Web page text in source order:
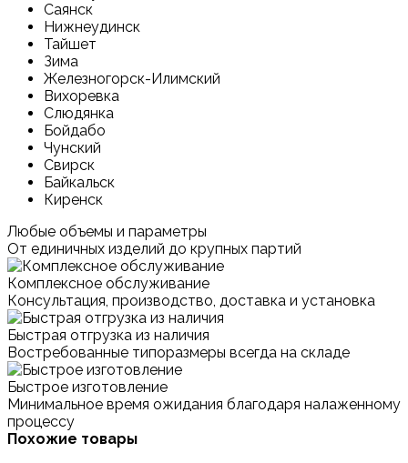
Саянск
Нижнеудинск
Тайшет
Зима
Железногорск-Илимский
Вихоревка
Слюдянка
Бойдабо
Чунский
Свирск
Байкальск
Киренск
Любые объемы и параметры
От единичных изделий до крупных партий
Комплексное обслуживание
Консультация, производство, доставка и установка
Быстрая отгрузка из наличия
Востребованные типоразмеры всегда на складе
Быстрое изготовление
Минимальное время ожидания благодаря налаженному
процессу
Похожие товары